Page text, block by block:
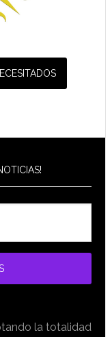
la totalidad